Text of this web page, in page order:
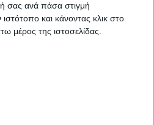
σας ανά πάσα στιγμή
και κάνοντας κλικ στο
μέρος της ιστοσελίδας.
πρόεδρο του Ε.Κ.Λ